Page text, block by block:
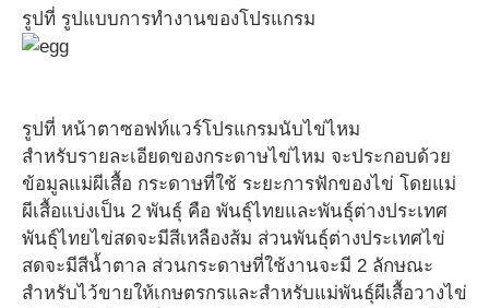
รูปที่ รูปแบบการทำงานของโปรแกรม
รูปที่ หน้าตาซอฟท์แวร์โปรแกรมนับไข่ไหม
สำหรับรายละเอียดของกระดาษไข่ไหม จะประกอบด้วย
ข้อมูลแม่ผีเสื้อ กระดาษที่ใช้ ระยะการฟักของไข่ โดยแม่
ผีเสื้อแบ่งเป็น 2 พันธุ์ คือ พันธุ์ไทยและพันธุ์ต่างประเทศ
พันธุ์ไทยไข่สดจะมีสีเหลืองส้ม ส่วนพันธุ์ต่างประเทศไข่
สดจะมีสีน้ำตาล ส่วนกระดาษที่ใช้งานจะมี 2 ลักษณะ
สำหรับไว้ขายให้เกษตรกรและสำหรับแม่พันธุ์ผีเสื้อวางไข่